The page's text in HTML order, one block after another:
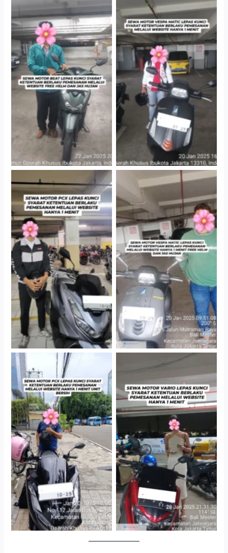
Cityplaza Jatinegara
Gedung Parkir P6A
Cityplaza Jatinegara
Gedung Parkir P6A
Hotel Kartika Chandra,
Jakarta Selatan
Cityplaza Jatinegara
Gedung Parkir P6A
Antar Jemput Kendaraan
Cityplaza Jatinegara
Gedung Parkir P6A